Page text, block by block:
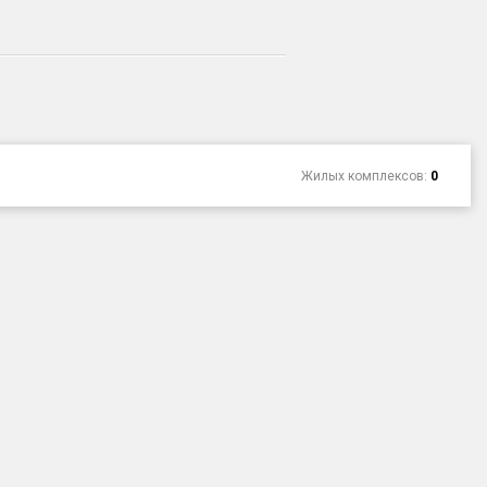
Жилых комплексов: 0